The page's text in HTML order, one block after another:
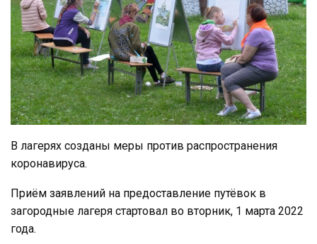
В лагерях созданы меры против распространения
коронавируса.
Приём заявлений на предоставление путёвок в
загородные лагеря стартовал во вторник, 1 марта 2022
года.